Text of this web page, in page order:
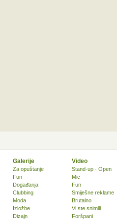
Galerije
Za opuštanje
Fun
Događanja
Clubbing
Moda
Izložbe
Dizajn
Video
Stand-up - Open
Mic
Fun
Smiješne reklame
Brutalno
Vi ste snimili
Foršpani